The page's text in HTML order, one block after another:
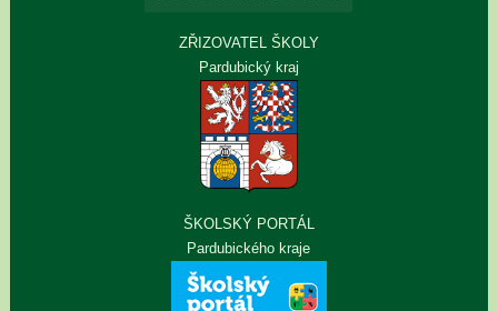
ZŘIZOVATEL ŠKOLY
Pardubický kraj
ŠKOLSKÝ PORTÁL
Pardubického kraje